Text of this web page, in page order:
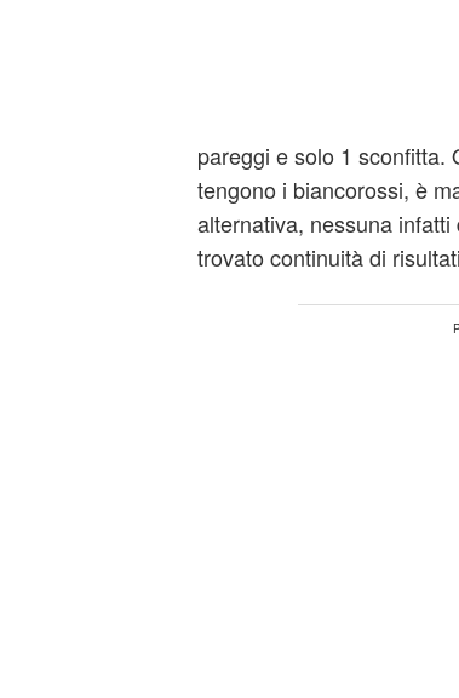
"ammazzare" il
pareggi e solo 1 sconfitta.
tengono i biancorossi, è
alternativa, nessuna
trovato continuità di